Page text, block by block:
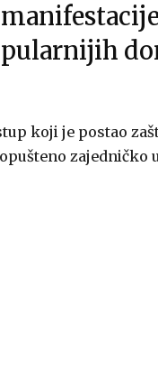
koji je postao
zajedničko